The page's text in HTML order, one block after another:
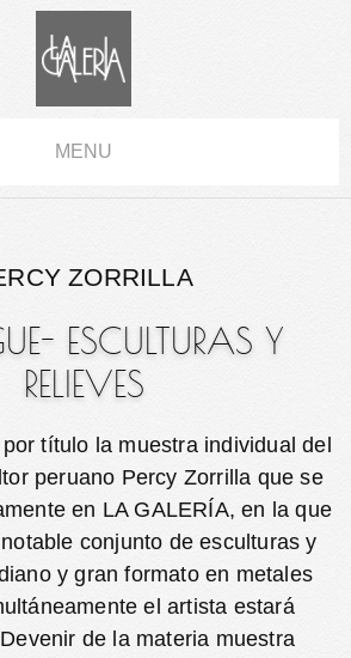
MENU
ZORRILLA
ESCULTURAS Y
RELIEVES
título la muestra individual del
peruano Percy Zorrilla que se
en LA GALERÍA, en la que
conjunto de esculturas y
y gran formato en metales
el artista estará
de la materia muestra